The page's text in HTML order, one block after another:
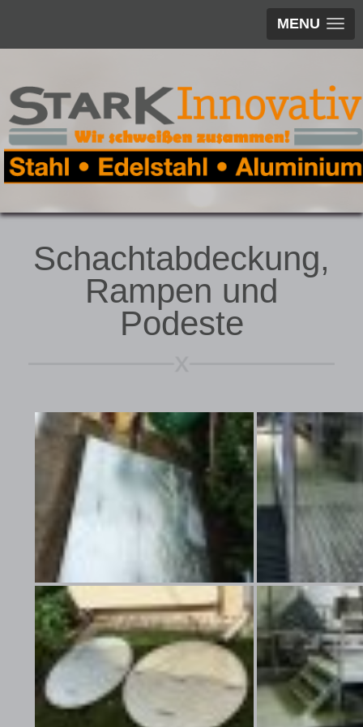
MENU
Schachtabdeckung,
Rampen und
Podeste